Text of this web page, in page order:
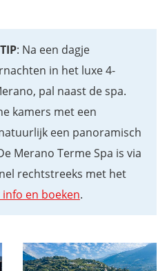
: Na een dagje
in het luxe 4-
pal naast de spa.
kamers met een
een panoramisch
Merano Terme Spa is via
rechtstreeks met het
info en boeken.